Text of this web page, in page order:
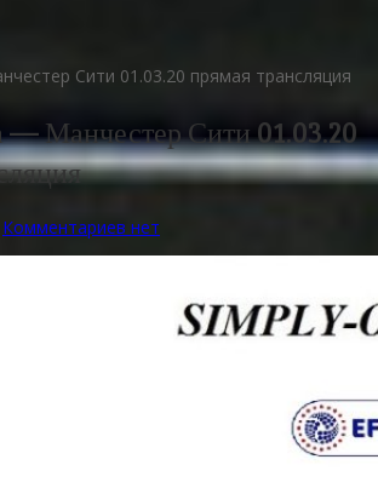
Сити 01.03.20 прямая трансляция
— Манчестер Сити 01.03.20
Комментариев нет